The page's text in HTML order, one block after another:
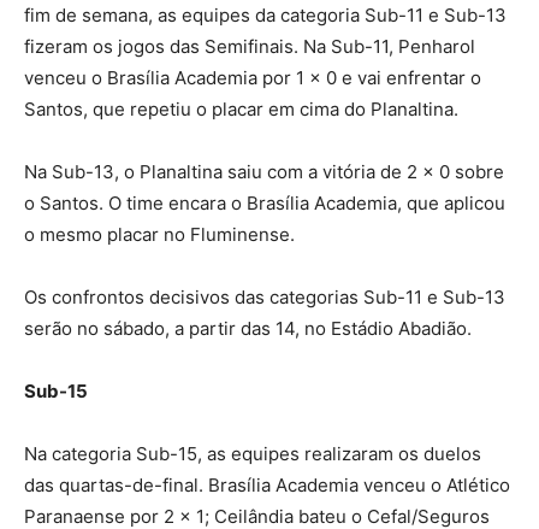
fim de semana, as equipes da categoria Sub-11 e Sub-13
fizeram os jogos das Semifinais. Na Sub-11, Penharol
venceu o Brasília Academia por 1 x 0 e vai enfrentar o
Santos, que repetiu o placar em cima do Planaltina.
Na Sub-13, o Planaltina saiu com a vitória de 2 x 0 sobre
o Santos. O time encara o Brasília Academia, que aplicou
o mesmo placar no Fluminense.
Os confrontos decisivos das categorias Sub-11 e Sub-13
serão no sábado, a partir das 14, no Estádio Abadião.
Sub-15
Na categoria Sub-15, as equipes realizaram os duelos
das quartas-de-final. Brasília Academia venceu o Atlético
Paranaense por 2 x 1; Ceilândia bateu o Cefal/Seguros